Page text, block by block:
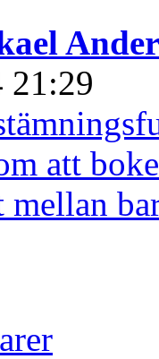
21:29
att